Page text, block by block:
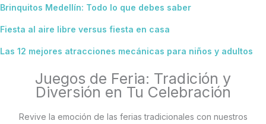
Brinquitos Medellín: Todo lo que debes saber
Fiesta al aire libre versus fiesta en casa
Las 12 mejores atracciones mecánicas para niños y adultos
Juegos de Feria: Tradición y
Diversión en Tu Celebración
Revive la emoción de las ferias tradicionales con nuestros